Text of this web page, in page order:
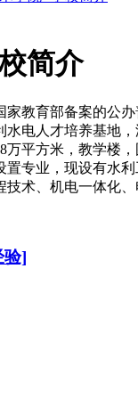
简介
教育部备案的公
电人才培养基地
平方米，教学
专业，现设有水
术、机电一体化
验]